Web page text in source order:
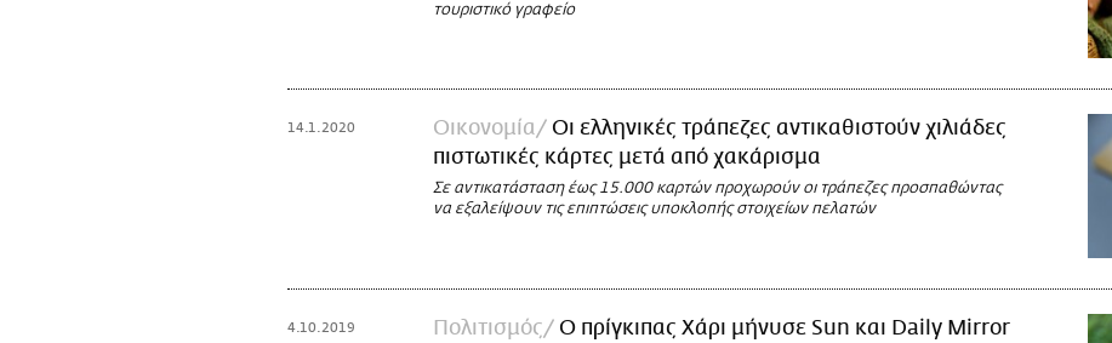
τουριστικό γραφείο
14.1.2020 Οικονομία
Οι ελληνικές τράπεζες αντικαθιστούν χιλιάδες
πιστωτικές κάρτες μετά από χακάρισμα
Σε αντικατάσταση έως 15.000 καρτών προχωρούν οι τράπεζες προσπαθώντας
να εξαλείψουν τις επιπτώσεις υποκλοπής στοιχείων πελατών
4.10.2019 Πολιτισμός
Ο πρίγκιπας Χάρι μήνυσε Sun και Daily Mirror